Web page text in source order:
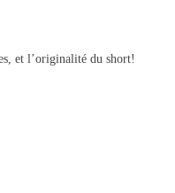
et l’originalité du short!